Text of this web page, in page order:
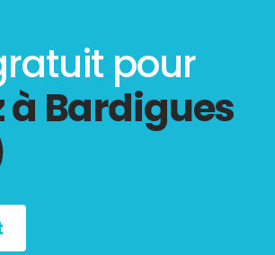
pour
à Bardigues